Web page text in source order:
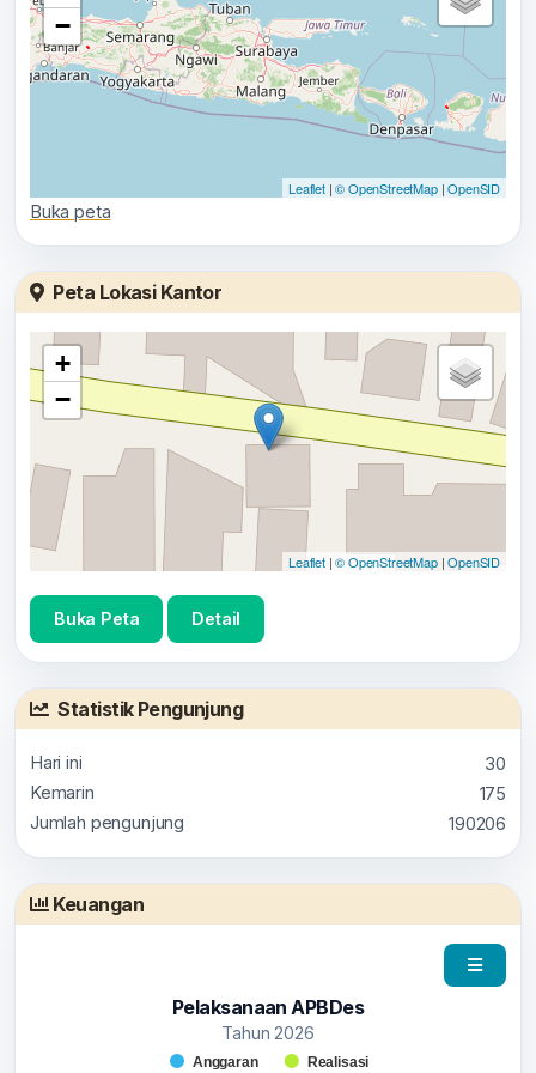
−
Leaflet|© OpenStreetMap|OpenSID
Buka peta
Peta Lokasi Kantor
+
−
Leaflet|© OpenStreetMap|OpenSID
Buka Peta Detail
Statistik Pengunjung
Hari ini
30
Kemarin
175
Jumlah pengunjung
190206
Keuangan
Pelaksanaan APBDes
Tahun 2026
Anggaran Realisasi